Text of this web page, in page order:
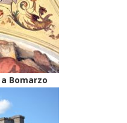
Bomarzo